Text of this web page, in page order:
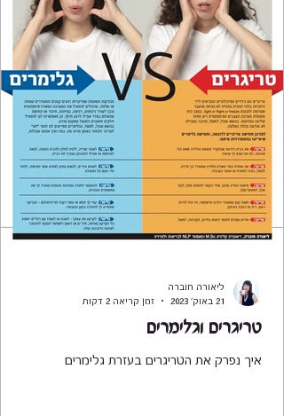
טריגרים וגלימרים
איך נפרק את הטריגרים בעזרת גלימרים
ליאורה חוברה
21 באוק׳ 2023
זמן קריאה 2 דקות